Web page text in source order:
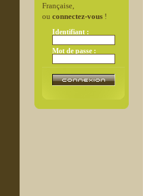
Française,
ou connectez-vous!
Identifiant :
Mot de passe :